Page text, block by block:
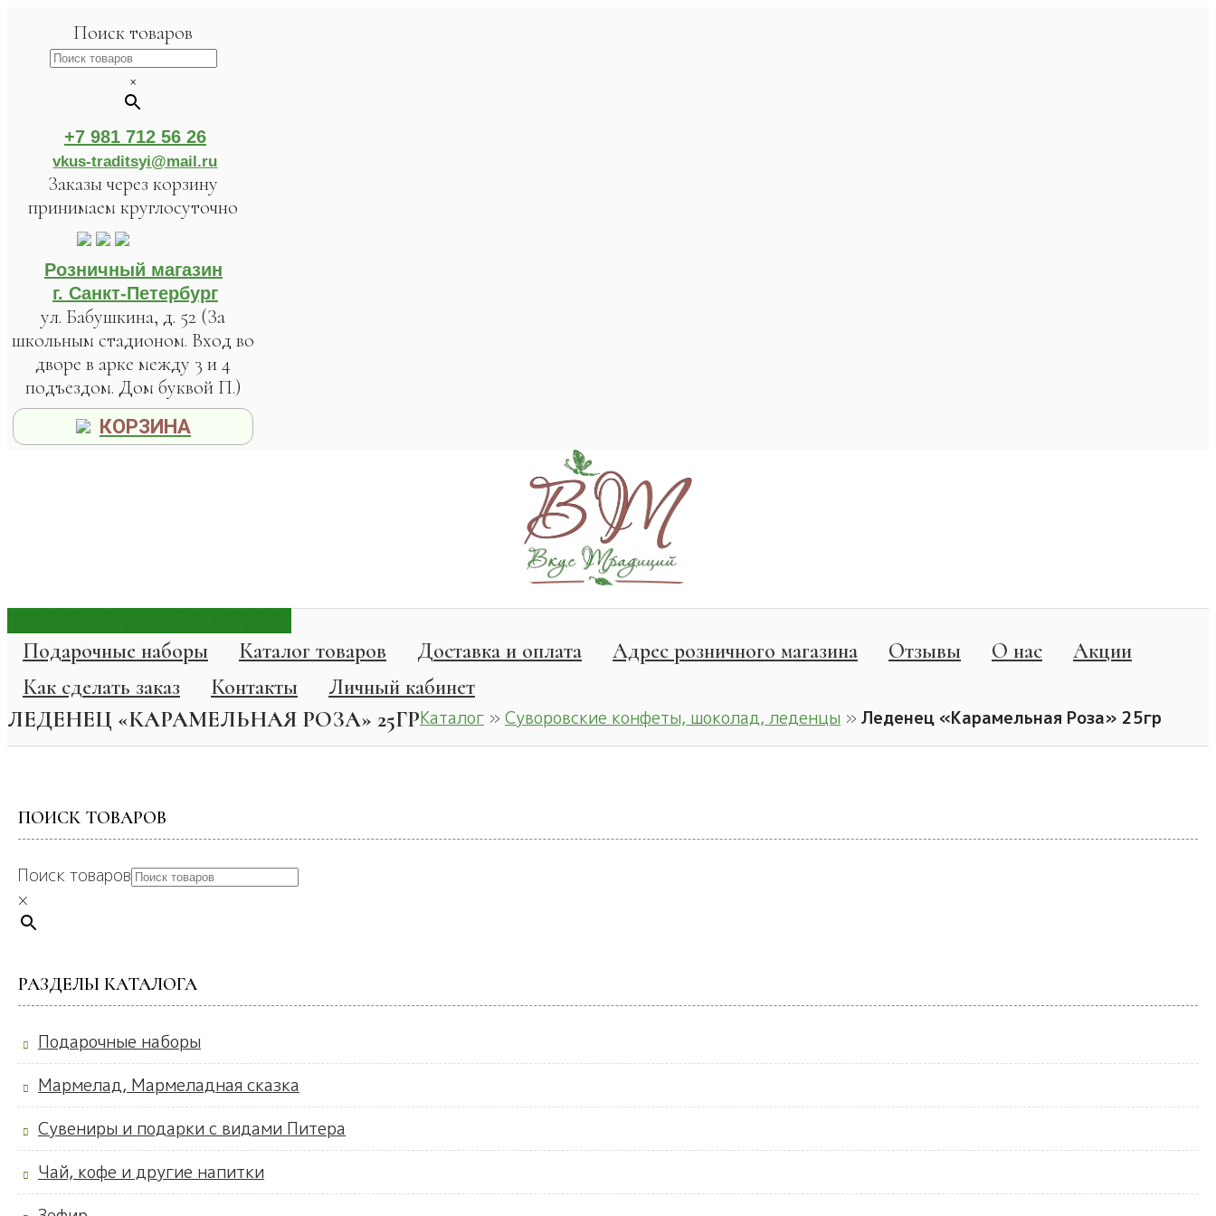
Поиск товаров
×
+7 981 712 56 26
vkus-traditsyi@mail.ru
Заказы через корзину
принимаем круглосуточно
Розничный магазин
г. Санкт-Петербург
ул. Бабушкина, д. 52 (За
школьным стадионом. Вход во
дворе в арке между 3 и 4
подъездом. Дом буквой П.)
КОРЗИНА
Подарочные наборы Каталог товаров Доставка и оплата Адрес розничного магазина Отзывы О нас
Акции
Как сделать заказ
Контакты Личный кабинет
ЛЕДЕНЕЦ «КАРАМЕЛЬНАЯ РОЗА» 25ГРКаталог » Суворовские конфеты, шоколад, леденцы » Леденец «Карамельная Роза» 25гр
ПОИСК ТОВАРОВ
Поиск товаров
×
РАЗДЕЛЫ КАТАЛОГА
Подарочные наборы
Мармелад, Мармеладная сказка
Сувениры и подарки с видами Питера
Чай, кофе и другие напитки